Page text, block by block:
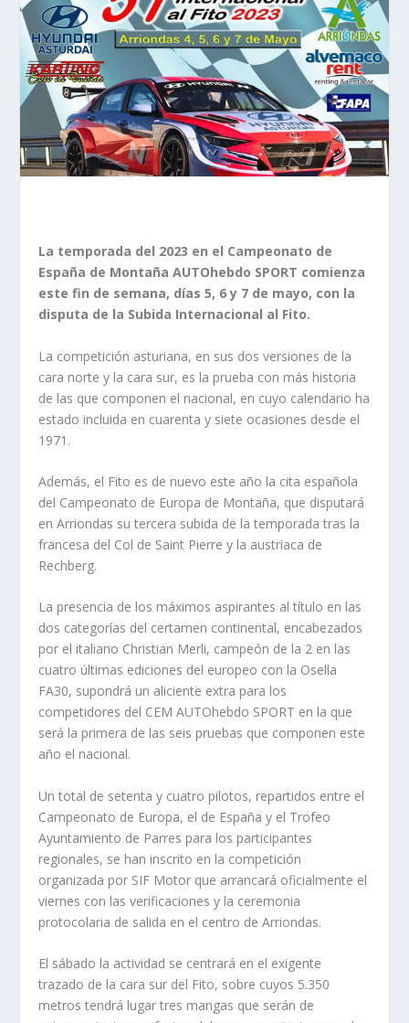
La temporada del 2023 en el Campeonato de
España de Montaña AUTOhebdo SPORT comienza
este fin de semana, días 5, 6 y 7 de mayo, con la
disputa de la Subida Internacional al Fito.
La competición asturiana, en sus dos versiones de la
cara norte y la cara sur, es la prueba con más historia
de las que componen el nacional, en cuyo calendario ha
estado incluida en cuarenta y siete ocasiones desde el
1971.
Además, el Fito es de nuevo este año la cita española
del Campeonato de Europa de Montaña, que disputará
en Arriondas su tercera subida de la temporada tras la
francesa del Col de Saint Pierre y la austriaca de
Rechberg.
La presencia de los máximos aspirantes al título en las
dos categorías del certamen continental, encabezados
por el italiano Christian Merli, campeón de la 2 en las
cuatro últimas ediciones del europeo con la Osella
FA30, supondrá un aliciente extra para los
competidores del CEM AUTOhebdo SPORT en la que
será la primera de las seis pruebas que componen este
año el nacional.
Un total de setenta y cuatro pilotos, repartidos entre el
Campeonato de Europa, el de España y el Trofeo
Ayuntamiento de Parres para los participantes
regionales, se han inscrito en la competición
organizada por SIF Motor que arrancará oficialmente el
viernes con las verificaciones y la ceremonia
protocolaria de salida en el centro de Arriondas.
El sábado la actividad se centrará en el exigente
trazado de la cara sur del Fito, sobre cuyos 5.350
metros tendrá lugar tres mangas que serán de